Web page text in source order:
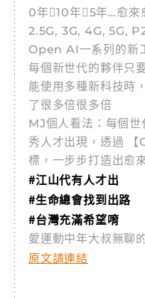
0年10年5年…愈來
2.5G, 3G, 4G, 5G,
Open AI一系列的新
每個新世代的夥伴只
能使用多種新科技時
了很多倍很多倍
MJ個人看法：每個
秀人才出現，透過
標，一步步打造出愈
#江山代有人才出
#生命總會找到出路
#台灣充滿希望唷
愛運動中年大叔無聊
原文請連結